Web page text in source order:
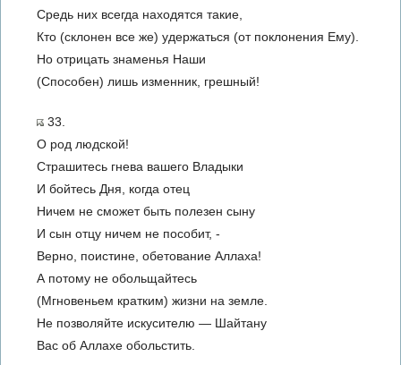
Средь них всегда находятся такие,
Кто (склонен все же) удержаться (от поклонения Ему).
Но отрицать знаменья Наши
(Способен) лишь изменник, грешный!
33.
О род людской!
Страшитесь гнева вашего Владыки
И бойтесь Дня, когда отец
Ничем не сможет быть полезен сыну
И сын отцу ничем не пособит, -
Верно, поистине, обетование Аллаха!
А потому не обольщайтесь
(Мгновеньем кратким) жизни на земле.
Не позволяйте искусителю — Шайтану
Вас об Аллахе обольстить.